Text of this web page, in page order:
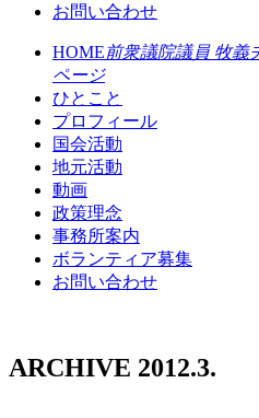
お問い合わせ
HOME前衆議院議員 牧義
ページ
ひとこと
プロフィール
国会活動
地元活動
動画
政策理念
事務所案内
ボランティア募集
お問い合わせ
ARCHIVE 2012.3.